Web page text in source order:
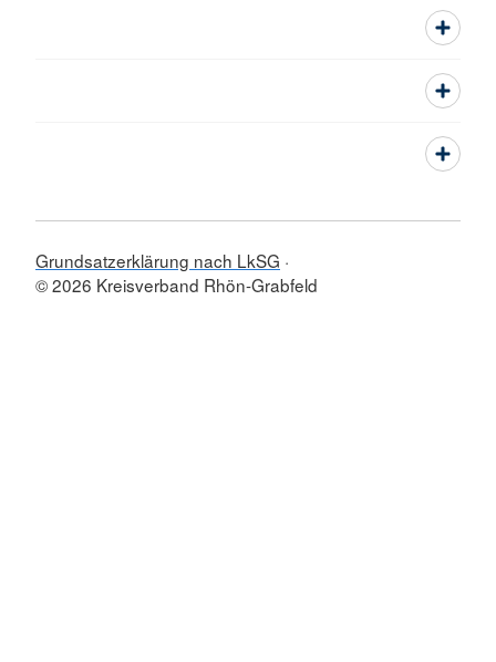
Grundsatzerklärung nach LkSG
© 2026 Kreisverband Rhön-Grabfeld